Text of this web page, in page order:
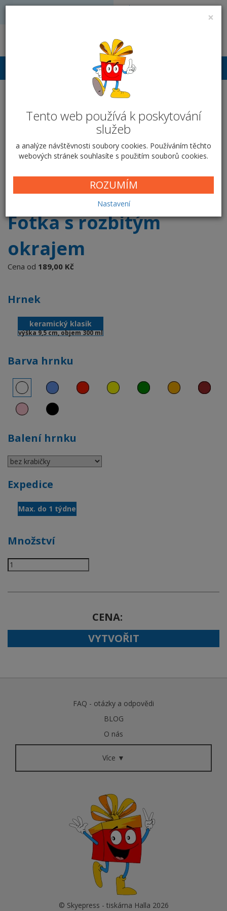
×
Tento web používá k poskytování
služeb
a analýze návštěvnosti soubory cookies. Používáním těchto
webových stránek souhlasíte s použitím souborů cookies.
ROZUMÍM
Nastavení
Volejte: 728 051 909
Přihlášení
Hrnek keramický 300 ml -
Fotka s rozbitým okrajem
Fotka s rozbitým
okrajem
Cena od 189,00 Kč
Hrnek
keramický klasik
výška 9,5 cm, objem 300 ml
Barva hrnku
Balení hrnku
Expedice
Max. do 1 týdne
Množství
CENA
VYTVOŘIT
FAQ - otázky a odpovědi
BLOG
O nás
Více ▼
© Skyepress - tiskárna Halla 2026